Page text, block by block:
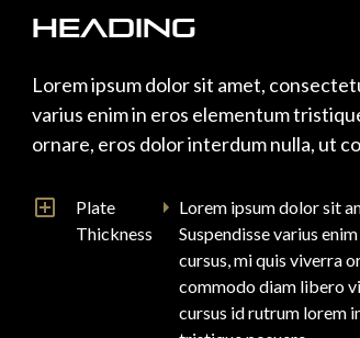
Heading
Lorem ipsum dolor sit amet,
varius enim in eros elementum
ornare, eros dolor interdum nulla, ut
Plate
Thickness
Lorem ipsum dolor sit
Suspendisse varius
cursus, mi quis viverra
commodo diam libero
cursus id rutrum lorem